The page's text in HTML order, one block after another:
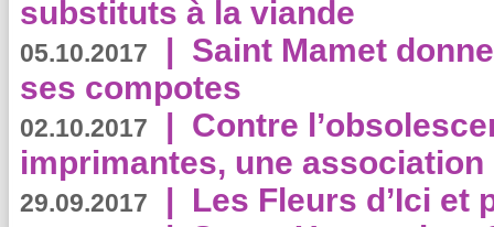
substituts à la viande
05.10.2017 | Saint Mamet
ses compotes
02.10.2017 | Contre
imprimantes, une
29.09.2017 | Les Fleurs d’Ici et